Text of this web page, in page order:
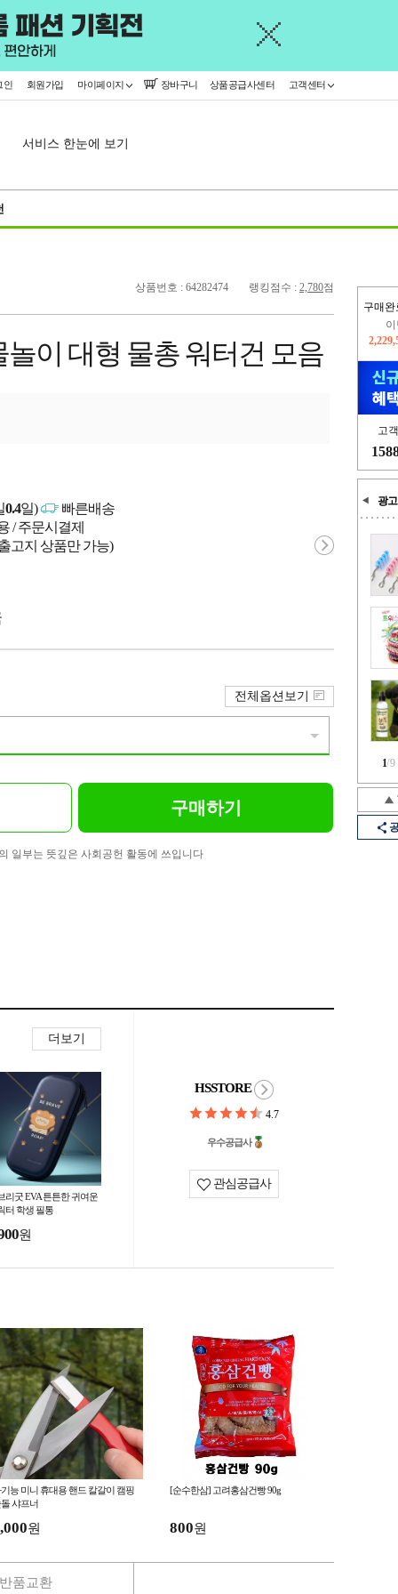
인 회원가입 마이페이지 장바구니 상품공급사센터 고객센터
서비스 한눈에 보기
구매완
고
광고
1/9
상품번호 : 64282474 랭킹점수 : 2,780점
이 대형 물총 워터건 모음
0.4일)
빠른배송
/ 주문시결제
고지 상품만 가능)
전체옵션보기
구매하기
일부는 뜻깊은 사회공헌 활동에 쓰입니다
더보기
리굿 EVA 튼튼한 귀여운
터 학생 필통
원
HSSTORE
4.7
우수공급사
관심공급사
능 미니 휴대용 핸드 칼갈이 캠핑
샤프너
원
[순수한삼] 고려홍삼건빵 90g
800원
반품교환